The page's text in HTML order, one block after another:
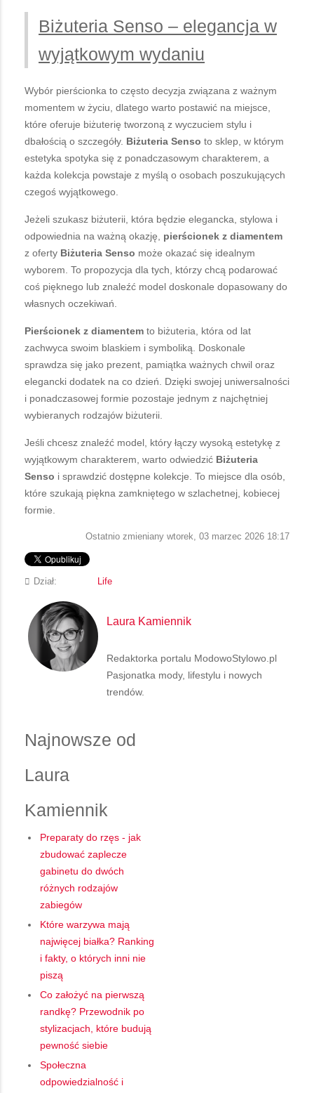
Biżuteria Senso – elegancja w
wyjątkowym wydaniu
Wybór pierścionka to często decyzja związana z ważnym
momentem w życiu, dlatego warto postawić na miejsce,
które oferuje biżuterię tworzoną z wyczuciem stylu i
dbałością o szczegóły. Biżuteria Senso to sklep, w którym
estetyka spotyka się z ponadczasowym charakterem, a
każda kolekcja powstaje z myślą o osobach poszukujących
czegoś wyjątkowego.
Jeżeli szukasz biżuterii, która będzie elegancka, stylowa i
odpowiednia na ważną okazję, pierścionek z diamentem
z oferty Biżuteria Senso może okazać się idealnym
wyborem. To propozycja dla tych, którzy chcą podarować
coś pięknego lub znaleźć model doskonale dopasowany do
własnych oczekiwań.
Pierścionek z diamentem to biżuteria, która od lat
zachwyca swoim blaskiem i symboliką. Doskonale
sprawdza się jako prezent, pamiątka ważnych chwil oraz
elegancki dodatek na co dzień. Dzięki swojej uniwersalności
i ponadczasowej formie pozostaje jednym z najchętniej
wybieranych rodzajów biżuterii.
Jeśli chcesz znaleźć model, który łączy wysoką estetykę z
wyjątkowym charakterem, warto odwiedzić Biżuteria
Senso i sprawdzić dostępne kolekcje. To miejsce dla osób,
które szukają piękna zamkniętego w szlachetnej, kobiecej
formie.
Ostatnio zmieniany wtorek, 03 marzec 2026 18:17
Dział: Life
Laura Kamiennik
Redaktorka portalu ModowoStylowo.pl
Pasjonatka mody, lifestylu i nowych
trendów.
Najnowsze od
Laura
Kamiennik
Preparaty do rzęs - jak
zbudować zaplecze
gabinetu do dwóch
różnych rodzajów
zabiegów
Które warzywa mają
najwięcej białka? Ranking
i fakty, o których inni nie
piszą
Co założyć na pierwszą
randkę? Przewodnik po
stylizacjach, które budują
pewność siebie
Społeczna
odpowiedzialność i